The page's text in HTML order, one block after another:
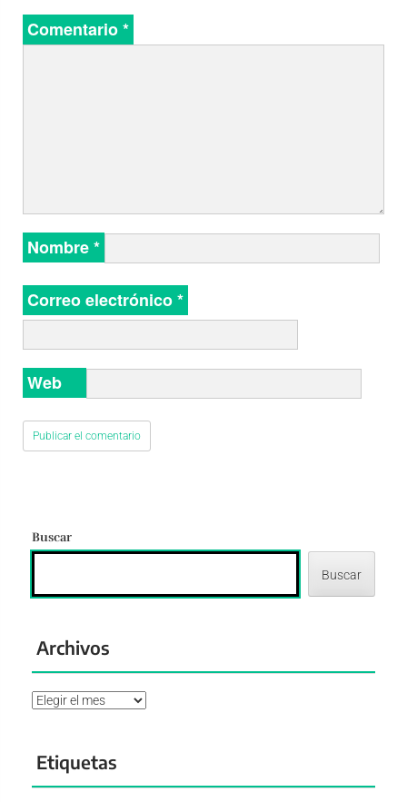
Comentario*
Nombre*
Correo electrónico*
Web
Buscar
Buscar
Archivos
Archivos
Etiquetas